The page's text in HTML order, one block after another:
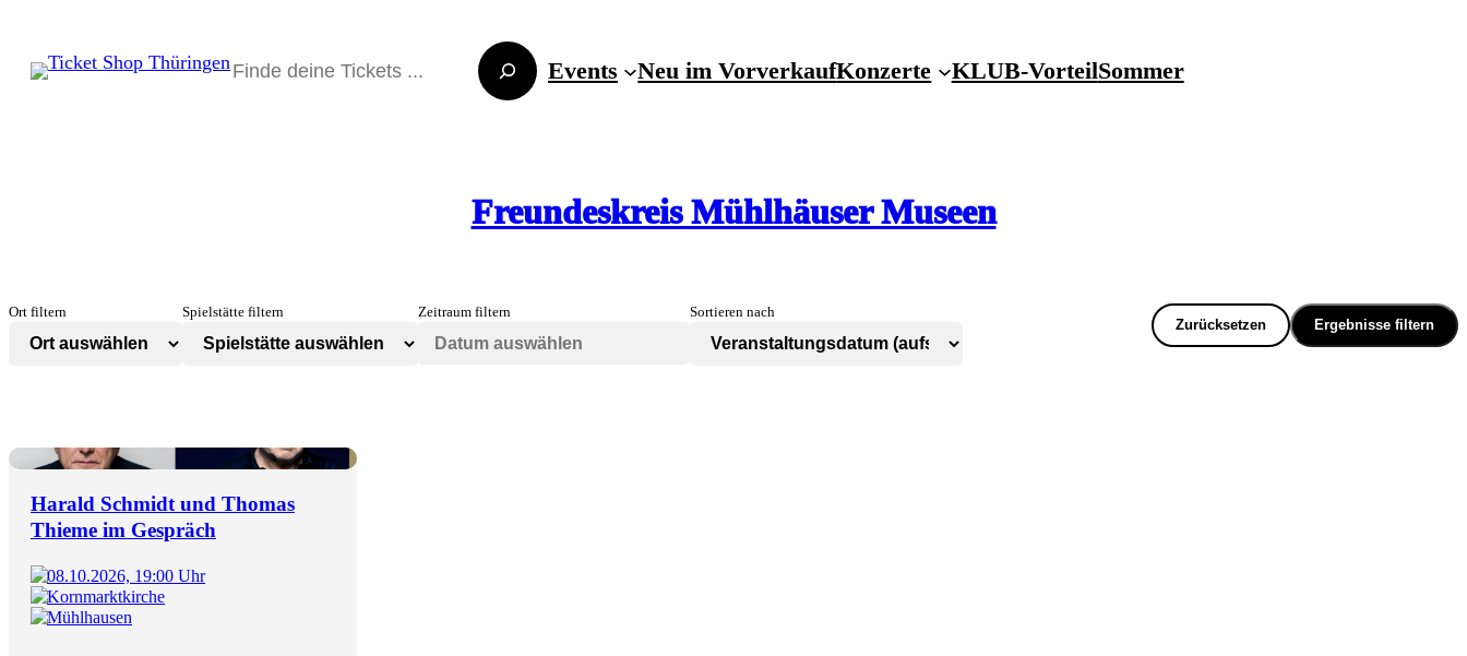
Events Neu im VorverkaufKonzerte KLUB-VorteilSommer
Freundeskreis Mühlhäuser Museen
Ort filtern Spielstätte filtern Zeitraum filtern Sortieren nach
Zurücksetzen Ergebnisse filtern
Harald Schmidt und Thomas
Thieme im Gespräch
08.10.2026, 19:00 Uhr
Kornmarktkirche
Mühlhausen